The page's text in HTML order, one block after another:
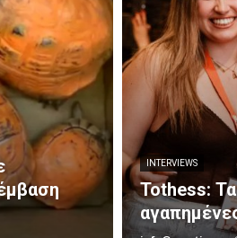
INTERVIEWS
Tothess: Τα